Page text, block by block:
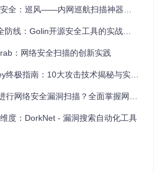
框架，插件编写规范统一，易于扩
精良，能够在短时间内完成大量目标
新，但是原有的POC代码库依然有价
是想要提升安全意识的开发者，都能
一起探索网络世界的深度安全！
：巡风——内网巡航扫描神器终极指南 🔍
：Golin开源安全工具的实战应用指南
：网络安全扫描的创新实践
极指南：10大攻击技术揭秘与实战应用
漏洞扫描？全面掌握网络安全防护与渗透测试实战指南
度：DorkNet - 漏洞搜索自动化工具